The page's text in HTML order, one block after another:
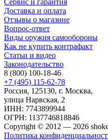
Доставка и оплата
Отзывы о магазине
Вопрос-ответ
Виды оружия самообороны
Как не купить контрафакт
Статьи и видео
Законодательство
8 (800) 100-18-46
+7 (495) 115-62-78
Россия, 125130, г. Москва,
улица Нарвская, 2
ИНН: 7743899944
ОГРН: 1137746818846
Copyright © 2012 — 2026
Политика